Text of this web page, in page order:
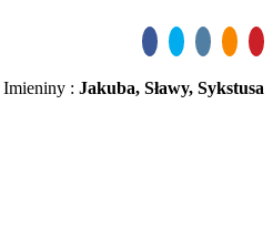
Imieniny : Jakuba, Sławy, Sykstusa